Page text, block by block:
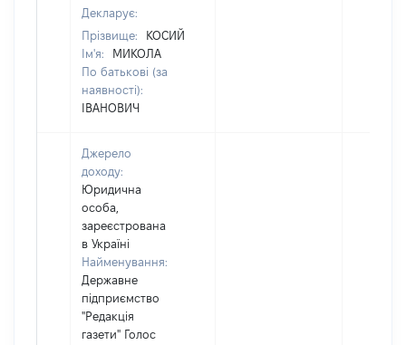
Декларує:
Прізвище:
КОСИЙ
Ім'я:
МИКОЛА
По батькові (за
наявності):
ІВАНОВИЧ
Джерело
доходу:
Юридична
особа,
зареєстрована
в Україні
Найменування:
Державне
підприємство
"Редакція
газети" Голос